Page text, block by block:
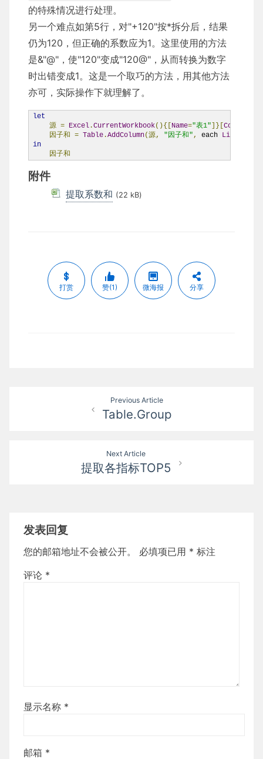
的特殊情况进行处理。
另一个难点如第5行，对"+120"按*拆分后，结果
仍为120，但正确的系数应为1。这里使用的方法
是&"@"，使"120"变成"120@"，从而转换为数字
时出错变成1。这是一个取巧的方法，用其他方法
亦可，实际操作下就理解了。
let
源 = Excel .CurrentWorkbook(){[Name="表1"]}[Content
因子和 = Table .AddColumn(源, "因子和" , each List
in
因子和
附件
提取系数和 (22 kB)
打赏 赞(1) 微海报 分享
Previous Article
Table.Group
Next Article
提取各指标TOP5
发表回复
您的邮箱地址不会被公开。 必填项已用 * 标注
评论 *
显示名称 *
邮箱 *